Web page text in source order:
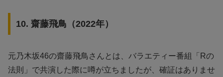
10. 齋藤飛鳥（2022年）
元乃木坂46の齋藤飛鳥さんとは、バラエティー番組「Rの
法則」で共演した際に噂が立ちましたが、確証はありませ